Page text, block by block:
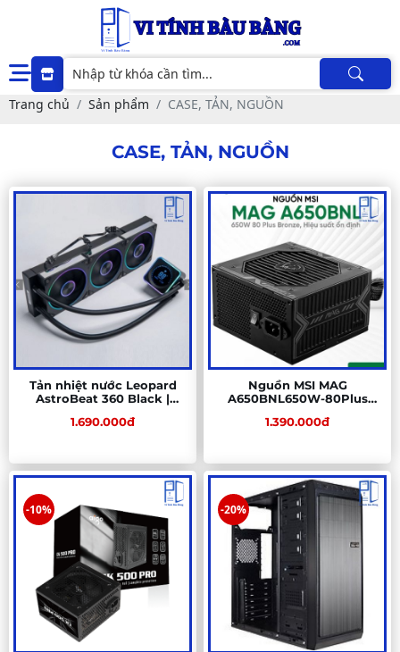
Trang chủ Sản phẩm CASE, TẢN, NGUỒN
CASE, TẢN, NGUỒN
Tản nhiệt nước Leopard
AstroBeat 360 Black |
1.690.000đ
Nguồn MSI MAG
A650BNL650W-80Plus
1.390.000đ
-10% -20%